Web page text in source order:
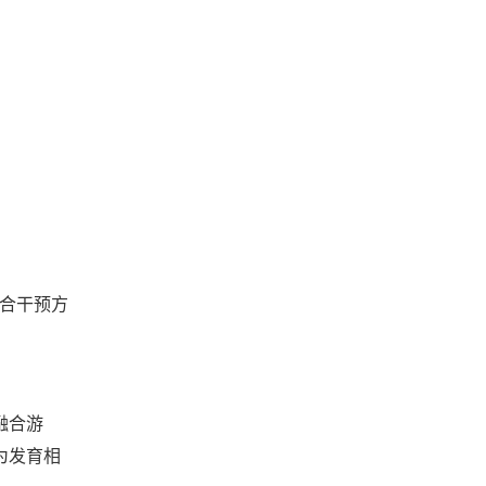
干预方
合游
发育相